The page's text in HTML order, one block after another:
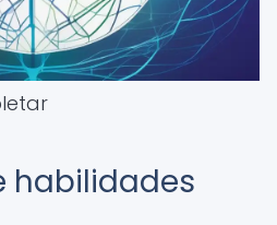
habilidades